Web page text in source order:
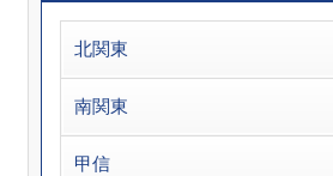
北関東
南関東
甲信